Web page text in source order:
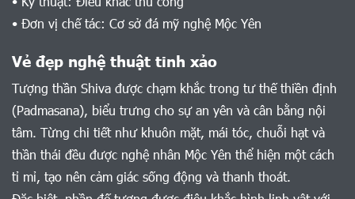
• Đơn vị chế tác: Cơ sở đá mỹ nghệ Mộc Yên
Vẻ đẹp nghệ thuật tinh xảo
Tượng thần Shiva được chạm khắc trong tư thế thiền định
(Padmasana), biểu trưng cho sự an yên và cân bằng nội
tâm. Từng chi tiết như khuôn mặt, mái tóc, chuỗi hạt và
thần thái đều được nghệ nhân Mộc Yên thể hiện một cách
tỉ mỉ, tạo nên cảm giác sống động và thanh thoát.